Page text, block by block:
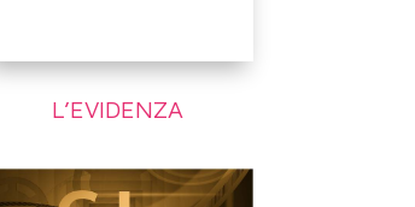
L’EVIDENZA